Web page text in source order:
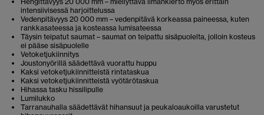
intensiivisessä harjoittelussa
Vedenpitävyys 20 000 mm – vedenpitävä korkeassa paineessa, kuten
rankkasateessa ja kosteassa lumisateessa
Täysin teipatut saumat – saumat on teipattu sisäpuolelta, jolloin kosteus
ei pääse sisäpuolelle
Vetoketjukiinnitys
Joustonyörillä säädettävä vuorattu huppu
Kaksi vetoketjukiinnitteistä rintataskua
Kaksi vetoketjukiinnitteistä vyötärötaskua
Hihassa tasku hissilipulle
Lumilukko
Tarranauhalla säädettävät hihansuut ja peukaloaukoilla varustetut